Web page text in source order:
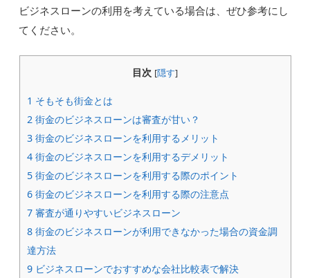
ビジネスローンの利用を考えている場合は、ぜひ参考にし
てください。
目次 [隠す]
1 そもそも街金とは
2街金のビジネスローンは審査が甘い？
3街金のビジネスローンを利用するメリット
4街金のビジネスローンを利用するデメリット
5街金のビジネスローンを利用する際のポイント
6街金のビジネスローンを利用する際の注意点
7審査が通りやすいビジネスローン
8街金のビジネスローンが利用できなかった場合の資金調
達方法
9ビジネスローンでおすすめな会社比較表で解決